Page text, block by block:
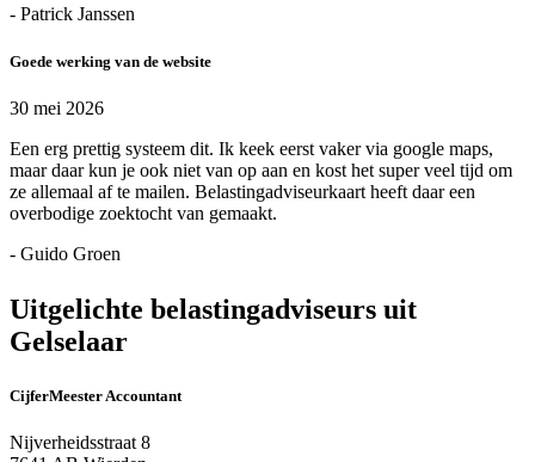
- Patrick Janssen
Goede werking van de website
30 mei 2026
Een erg prettig systeem dit. Ik keek eerst vaker via google maps,
maar daar kun je ook niet van op aan en kost het super veel tijd om
ze allemaal af te mailen. Belastingadviseurkaart heeft daar een
overbodige zoektocht van gemaakt.
- Guido Groen
Uitgelichte belastingadviseurs uit
Gelselaar
CijferMeester Accountant
Nijverheidsstraat 8